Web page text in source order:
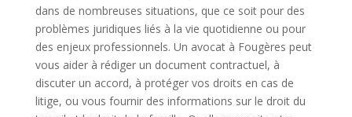
dans de nombreuses situations, que ce soit pour des
problèmes juridiques liés à la vie quotidienne ou pour
des enjeux professionnels. Un avocat à Fougères peut
vous aider à rédiger un document contractuel, à
discuter un accord, à protéger vos droits en cas de
litige, ou vous fournir des informations sur le droit du